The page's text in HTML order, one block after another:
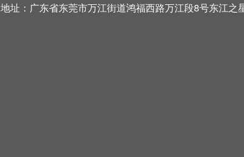
地址： 广东省东莞市万江街道鸿福西路万江段8号东江之